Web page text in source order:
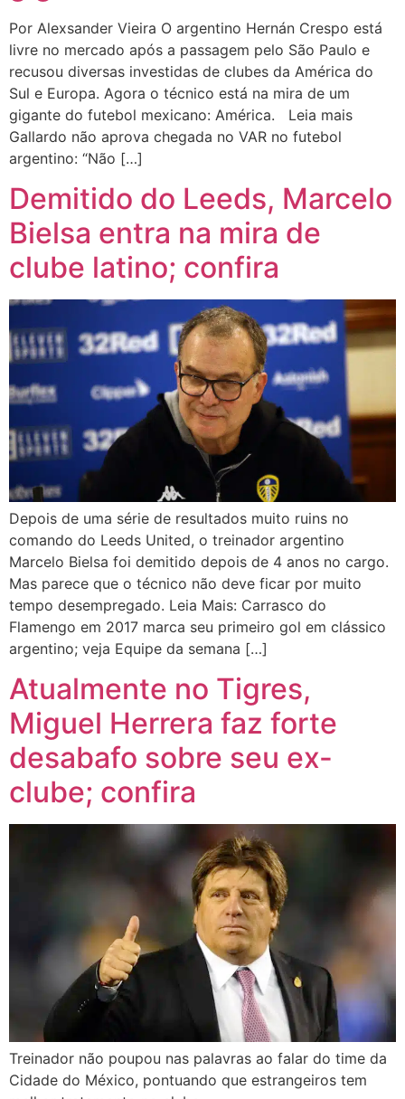
Por Alexsander Vieira O argentino Hernán Crespo está
livre no mercado após a passagem pelo São Paulo e
recusou diversas investidas de clubes da América do
Sul e Europa. Agora o técnico está na mira de um
gigante do futebol mexicano: América. Leia mais
Gallardo não aprova chegada no VAR no futebol
argentino: “Não […]
Demitido do Leeds, Marcelo
Bielsa entra na mira de
clube latino; confira
Depois de uma série de resultados muito ruins no
comando do Leeds United, o treinador argentino
Marcelo Bielsa foi demitido depois de 4 anos no cargo.
Mas parece que o técnico não deve ficar por muito
tempo desempregado. Leia Mais: Carrasco do
Flamengo em 2017 marca seu primeiro gol em clássico
argentino; veja Equipe da semana […]
Atualmente no Tigres,
Miguel Herrera faz forte
desabafo sobre seu ex-
clube; confira
Treinador não poupou nas palavras ao falar do time da
Cidade do México, pontuando que estrangeiros tem